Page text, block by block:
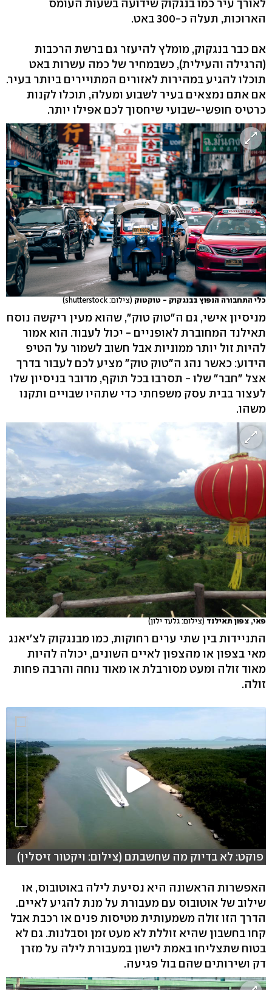
לאורך עיר כמו בנגקוק שידועה בשעות העומס
הארוכות, תעלה כ-300 באט.
אם כבר בנגקוק, מומלץ להיעזר גם ברשת הרכבות
(הרגילה והעילית), כשבמחיר של כמה עשרות באט
תוכלו להגיע במהירות לאזורים המתויירים ביותר בעיר.
אם אתם נמצאים בעיר לשבוע ומעלה, תוכלו לקנות
כרטיס חופשי-שבועי שיחסוך לכם אפילו יותר.
כלי התחבורה הנפוץ בבנגקוק - טוקטוק(צילום: shutterstock)
מניסיון אישי, גם ה"טוק טוק", שהוא מעין ריקשה נוסח
תאילנד המחוברת לאופניים - יכול לעבוד. הוא אמור
להיות זול יותר ממוניות אבל חשוב לשמור על הטיפ
הידוע: כאשר נהג ה"טוק טוק" מציע לכם לעבור בדרך
אצל "חבר" שלו - תסרבו בכל תוקף, מדובר בניסיון שלו
לעצור בבית עסק משפחתי כדי שתהיו שבויים ותקנו
משהו.
פאי, צפון תאילנד(צילום: גלעד ילון)
התניידות בין שתי ערים רחוקות, כמו מבנגקוק לצ'יאנג
מאי בצפון או מהצפון לאיים השונים, יכולה להיות
מאוד זולה ומעט מסורבלת או מאוד נוחה והרבה פחות
זולה.
פוקט: לא בדיוק מה שחשבתם (צילום: ויקטור זיסלין)
האפשרות הראשונה היא נסיעת לילה באוטובוס, או
שילוב של אוטובוס עם מעבורת על מנת להגיע לאיים.
הדרך הזו זולה משמעותית מטיסות פנים או רכבת אבל
קחו בחשבון שהיא זוללת לא מעט זמן וסבלנות. גם לא
בטוח שתצליחו באמת לישון במעבורת לילה על מזרן
דק ושירותים שהם בול פגיעה.